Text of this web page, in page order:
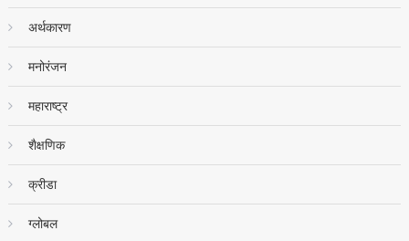
अर्थकारण
मनोरंजन
महाराष्ट्र
शैक्षणिक
क्रीडा
ग्लोबल